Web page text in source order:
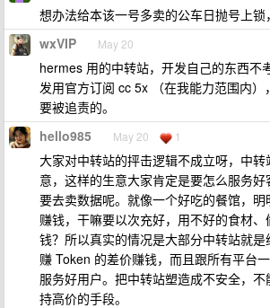
想办法给本该一号多卖的公车日抛号上
wxVIP May 20
hermes 用的中转站，开发自己的东西不
发用官方订阅 cc 5x （在我能力范围内
要被追责的。
hello985 May 20 1
大家对中转站的抨击逻辑不成立呀，中
意，这样的生意大家肯定是要怎么服务
要去卖数据呢。就像一个好吃的餐馆，
赚钱，干嘛要以次充好，用不好的食材
钱？所以真实的情况是大部分中转站就
赚 Token 的差价赚钱，而且跟所有平台
服务好用户。把中转站塑造成不安全，
持高价的手段。